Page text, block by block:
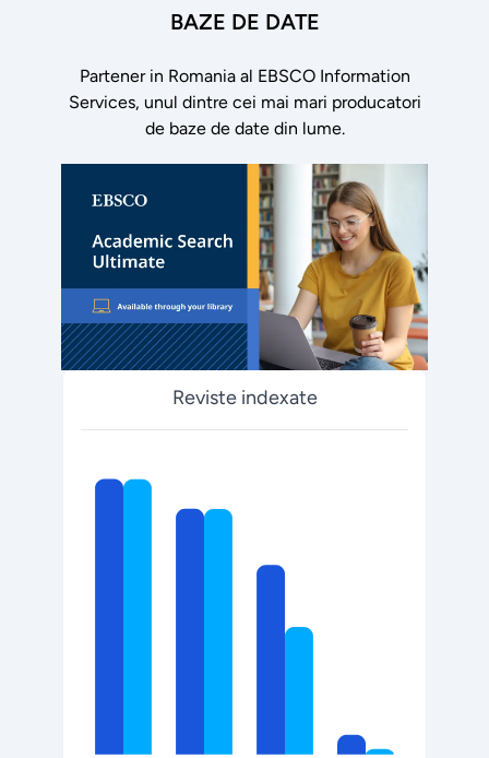
BAZE DE DATE
Partener in Romania al EBSCO Information
Services, unul dintre cei mai mari producatori
de baze de date din lume.
Reviste indexate